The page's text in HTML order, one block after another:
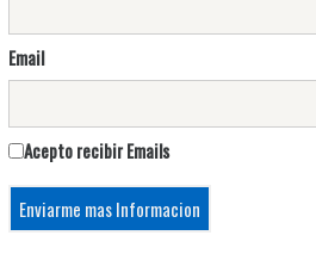
Email
Acepto recibir Emails